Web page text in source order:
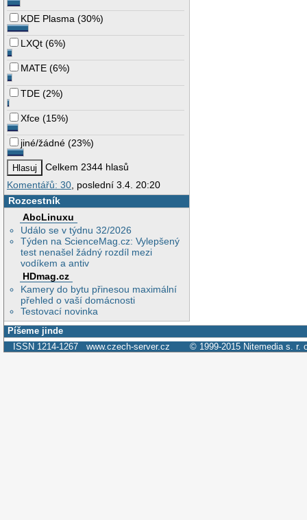
KDE Plasma (30%)
LXQt (6%)
MATE (6%)
TDE (2%)
Xfce (15%)
jiné/žádné (23%)
Celkem 2344 hlasů
Komentářů: 30 , poslední 3.4. 20:20
Rozcestník
AbcLinuxu
Událo se v týdnu 32/2026
Týden na ScienceMag.cz: Vylepšený
test nenašel žádný rozdíl mezi
vodíkem a antiv
HDmag.cz
Kamery do bytu přinesou maximální
přehled o vaší domácnosti
Testovací novinka
Píšeme jinde
ISSN 1214-1267 www.czech-server.cz © 1999-2015 Nitemedia s. r.